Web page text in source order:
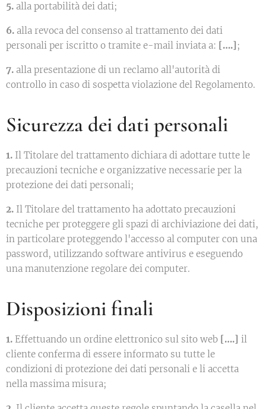
5. alla portabilità dei dati;
6. alla revoca del consenso al trattamento dei dati
personali per iscritto o tramite e-mail inviata a: [….] ;
7. alla presentazione di un reclamo all'autorità di
controllo in caso di sospetta violazione del Regolamento.
Sicurezza dei dati personali
1. Il Titolare del trattamento dichiara di adottare tutte le
precauzioni tecniche e organizzative necessarie per la
protezione dei dati personali;
2. Il Titolare del trattamento ha adottato precauzioni
tecniche per proteggere gli spazi di archiviazione dei dati,
in particolare proteggendo l'accesso al computer con una
password, utilizzando software antivirus e eseguendo
una manutenzione regolare dei computer.
Disposizioni finali
1. Effettuando un ordine elettronico sul sito web [….] il
cliente conferma di essere informato su tutte le
condizioni di protezione dei dati personali e li accetta
nella massima misura;